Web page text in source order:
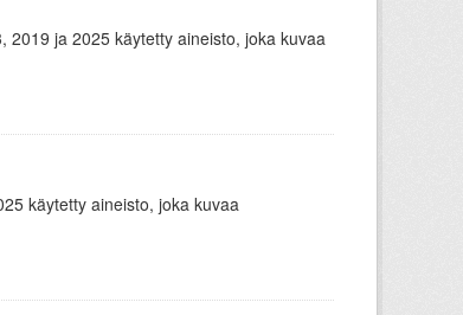
2019 ja 2025 käytetty aineisto, joka kuvaa
käytetty aineisto, joka kuvaa